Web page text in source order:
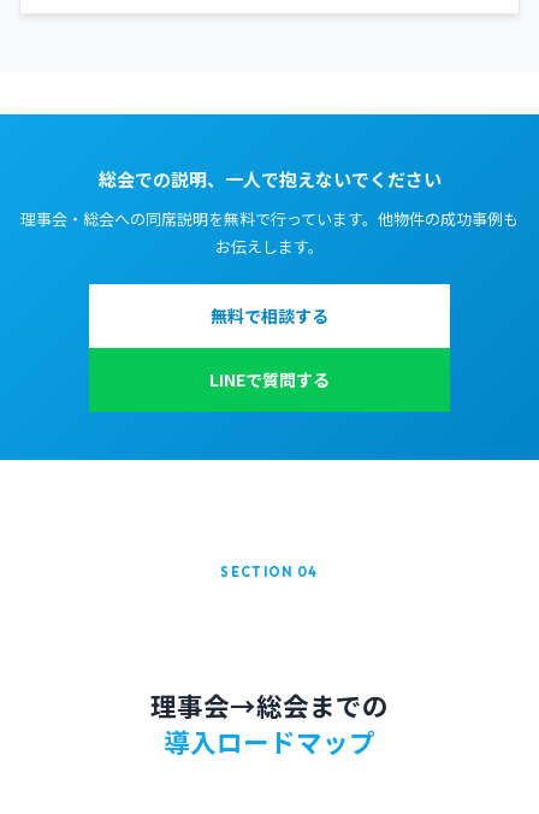
総会での説明、一人で抱えないでください
理事会・総会への同席説明を無料で行っています。他物件の成功事例も
お伝えします。
無料で相談する
LINEで質問する
SECTION 04
理事会→総会までの
導入ロードマップ